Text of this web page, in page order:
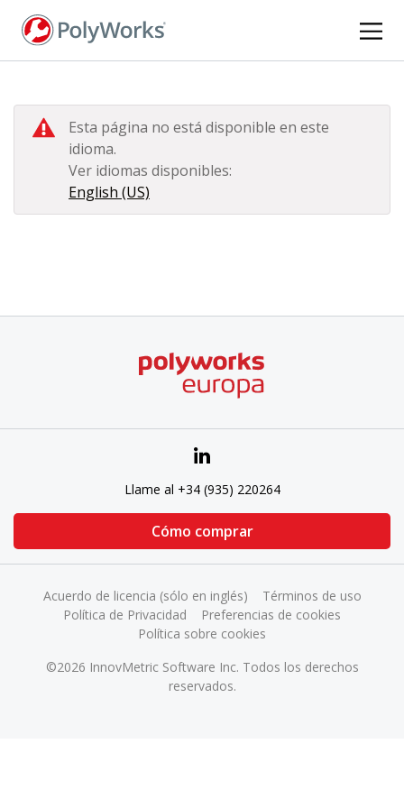
Pasar
Esta página no está disponible en este
idioma.
Ver idiomas disponibles:
English (US)
Llame al +34 (935) 220264
Cómo comprar
©2026 InnovMetric Software Inc. Todos los derechos
reservados.
Acuerdo de licencia (sólo en inglés)
Términos de uso
Política de Privacidad
Preferencias de cookies
Política sobre cookies